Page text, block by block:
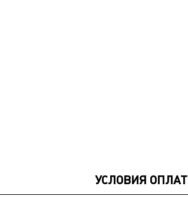
УСЛОВИЯ